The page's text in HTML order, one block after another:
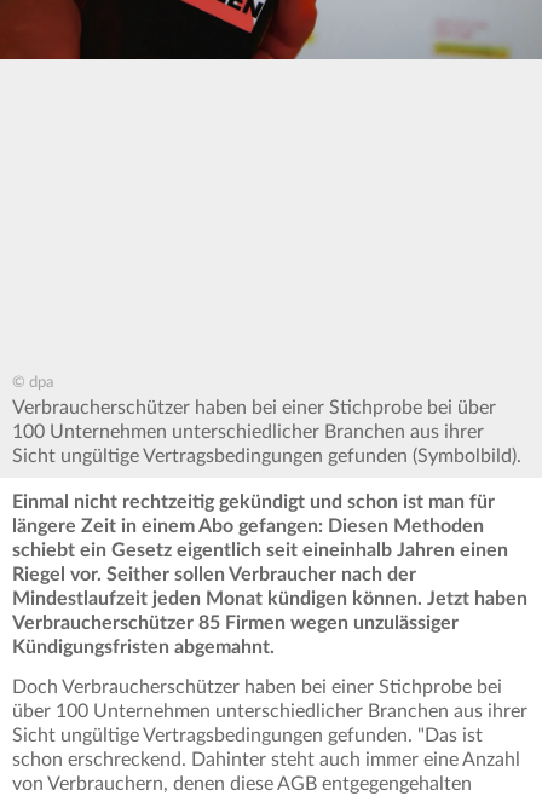
© dpa
Verbraucherschützer haben bei einer Stichprobe bei über
100 Unternehmen unterschiedlicher Branchen aus ihrer
Sicht ungültige Vertragsbedingungen gefunden (Symbolbild).
Einmal nicht rechtzeitig gekündigt und schon ist man für
längere Zeit in einem Abo gefangen: Diesen Methoden
schiebt ein Gesetz eigentlich seit eineinhalb Jahren einen
Riegel vor. Seither sollen Verbraucher nach der
Mindestlaufzeit jeden Monat kündigen können. Jetzt haben
Verbraucherschützer 85 Firmen wegen unzulässiger
Kündigungsfristen abgemahnt.
Doch Verbraucherschützer haben bei einer Stichprobe bei
über 100 Unternehmen unterschiedlicher Branchen aus ihrer
Sicht ungültige Vertragsbedingungen gefunden. "Das ist
schon erschreckend. Dahinter steht auch immer eine Anzahl
von Verbrauchern, denen diese AGB entgegengehalten